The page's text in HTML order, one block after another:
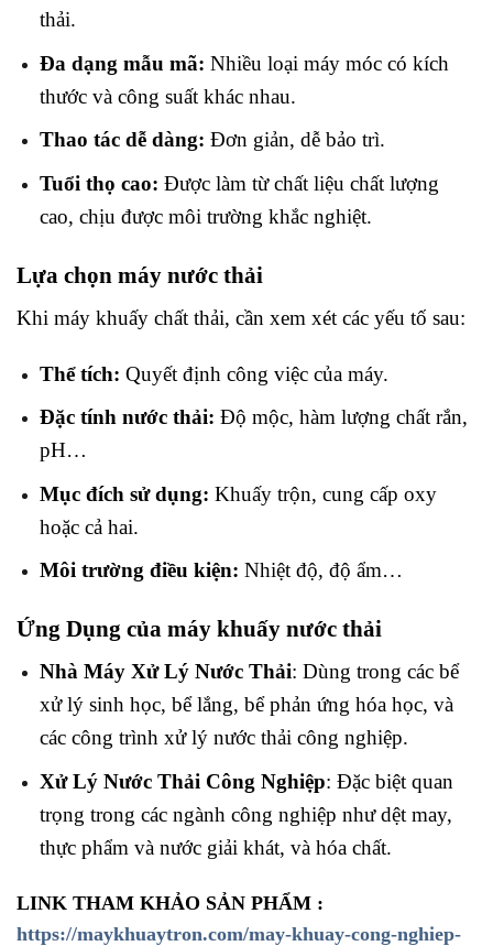
thải.
Đa dạng mẫu mã: Nhiều loại máy móc có kích
thước và công suất khác nhau.
Thao tác dễ dàng: Đơn giản, dễ bảo trì.
Tuổi thọ cao: Được làm từ chất liệu chất lượng
cao, chịu được môi trường khắc nghiệt.
Lựa chọn máy nước thải
Khi máy khuấy chất thải, cần xem xét các yếu tố sau:
Thể tích: Quyết định công việc của máy.
Đặc tính nước thải: Độ mộc, hàm lượng chất rắn,
pH…
Mục đích sử dụng: Khuấy trộn, cung cấp oxy
hoặc cả hai.
Môi trường điều kiện: Nhiệt độ, độ ẩm…
Ứng Dụng của máy khuấy nước thải
Nhà Máy Xử Lý Nước Thải: Dùng trong các bể
xử lý sinh học, bể lắng, bể phản ứng hóa học, và
các công trình xử lý nước thải công nghiệp.
Xử Lý Nước Thải Công Nghiệp: Đặc biệt quan
trọng trong các ngành công nghiệp như dệt may,
thực phẩm và nước giải khát, và hóa chất.
LINK THAM KHẢO SẢN PHẨM :
https://maykhuaytron.com/may-khuay-cong-nghiep-